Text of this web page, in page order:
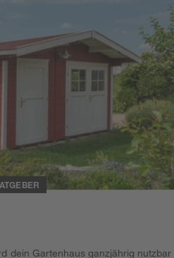
dein Gartenhaus ganzjährig nutzbar